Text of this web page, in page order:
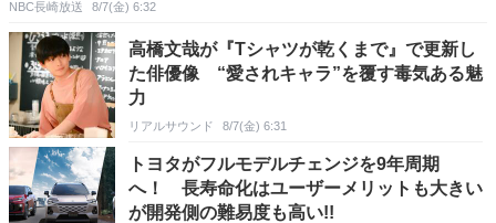
NBC長崎放送 8/7(金) 6:32
高橋文哉が『Tシャツが乾くまで』で更新し
た俳優像 “愛されキャラ”を覆す毒気ある魅
力
リアルサウンド 8/7(金) 6:31
トヨタがフルモデルチェンジを9年周期
へ！ 長寿命化はユーザーメリットも大きい
が開発側の難易度も高い!!